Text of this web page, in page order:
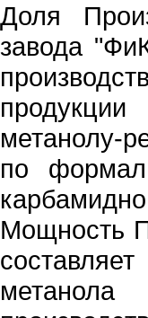
Доля
завода
метанолу-
по
Мощность